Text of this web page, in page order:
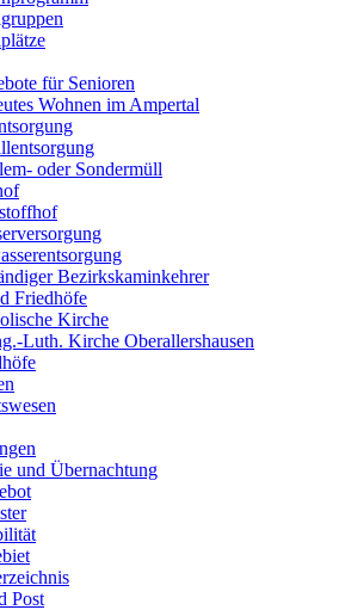
für Senioren
Wohnen im Ampertal
oder Sondermüll
Bezirkskaminkehrer
Friedhöfe
Kirche
Luth. Kirche Oberallershausen
und Übernachtung
Post